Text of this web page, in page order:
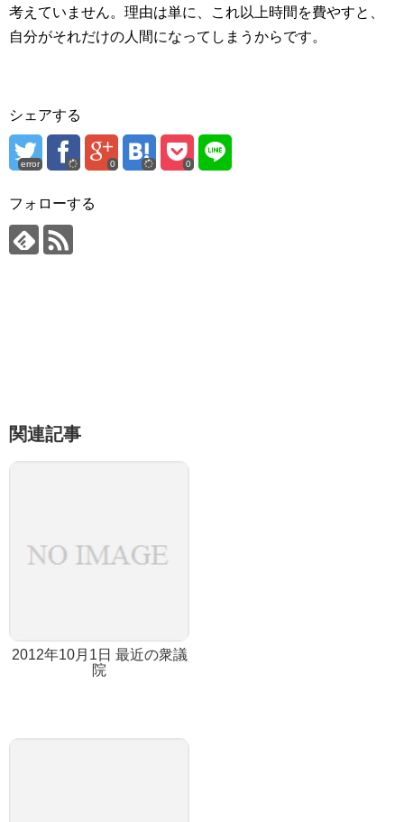
考えていません。理由は単に、これ以上時間を費やすと、
自分がそれだけの人間になってしまうからです。
シェアする
error 0 0
フォローする
関連記事
2012年10月1日 最近の衆議
院